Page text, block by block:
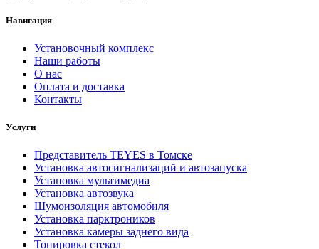
Навигация
Установочный комплекс
Наши работы
О нас
Оплата и доставка
Контакты
Услуги
Представитель TEYES в Томске
Установка автосигнализаций и автозапуска
Установка мультимедиа
Установка автозвука
Шумоизоляция автомобиля
Установка парктроников
Установка камеры заднего вида
Тонировка стекол